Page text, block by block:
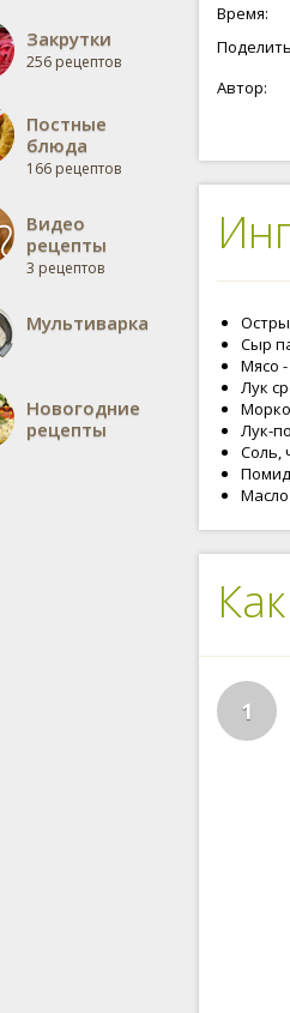
Закрутки
256 рецептов
Постные
блюда
166 рецептов
Видео
рецепты
3 рецептов
Мультиварка
Новогодние
рецепты
Время:
Автор:
Сыр
Мясо
Лук
Лук-
Соль,
1